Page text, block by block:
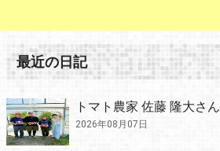
最近の日記
トマト農家 佐藤 隆大さん
2026年08月07日